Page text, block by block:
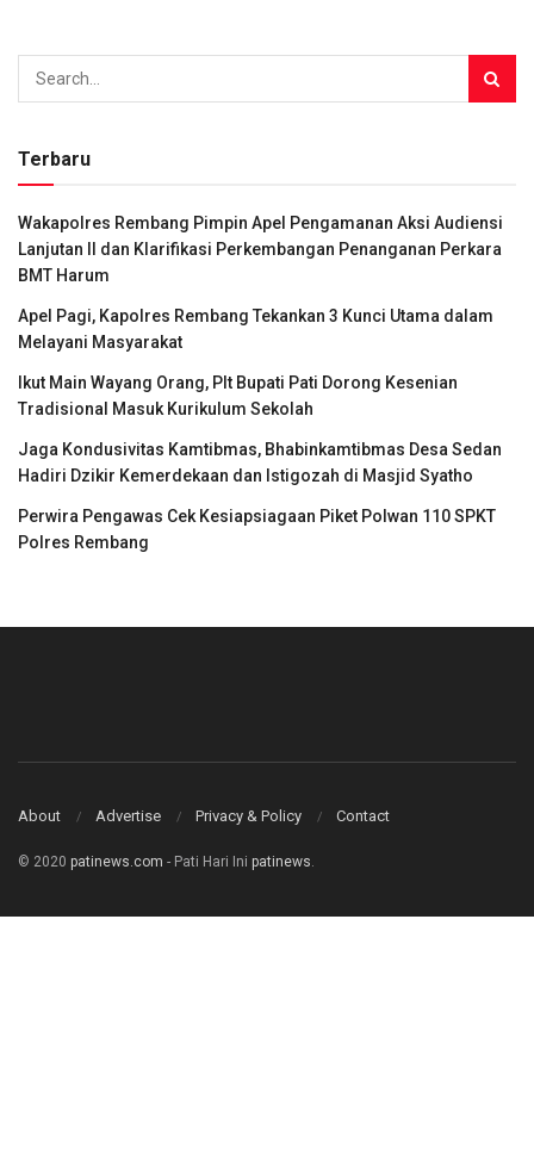
Terbaru
Wakapolres Rembang Pimpin Apel Pengamanan Aksi Audiensi
Lanjutan II dan Klarifikasi Perkembangan Penanganan Perkara
BMT Harum
Apel Pagi, Kapolres Rembang Tekankan 3 Kunci Utama dalam
Melayani Masyarakat
Ikut Main Wayang Orang, Plt Bupati Pati Dorong Kesenian
Tradisional Masuk Kurikulum Sekolah
Jaga Kondusivitas Kamtibmas, Bhabinkamtibmas Desa Sedan
Hadiri Dzikir Kemerdekaan dan Istigozah di Masjid Syatho
Perwira Pengawas Cek Kesiapsiagaan Piket Polwan 110 SPKT
Polres Rembang
About Advertise Privacy & Policy Contact
© 2020 patinews.com - Pati Hari Ini patinews.